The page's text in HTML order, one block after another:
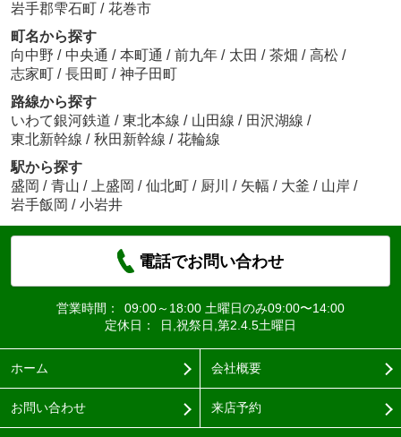
岩手郡雫石町
/ 花巻市
町名から探す
向中野 / 中央通 / 本町通 / 前九年 / 太田 / 茶畑 / 高松 /
志家町 / 長田町 / 神子田町
路線から探す
いわて銀河鉄道 / 東北本線 / 山田線 / 田沢湖線 /
東北新幹線 / 秋田新幹線 / 花輪線
駅から探す
盛岡 / 青山 / 上盛岡 / 仙北町 / 厨川 / 矢幅 / 大釜 / 山岸 /
岩手飯岡 / 小岩井
電話でお問い合わせ
営業時間：
09:00～18:00 土曜日のみ09:00〜14:00
定休日：
日,祝祭日,第2.4.5土曜日
ホーム 会社概要
お問い合わせ 来店予約